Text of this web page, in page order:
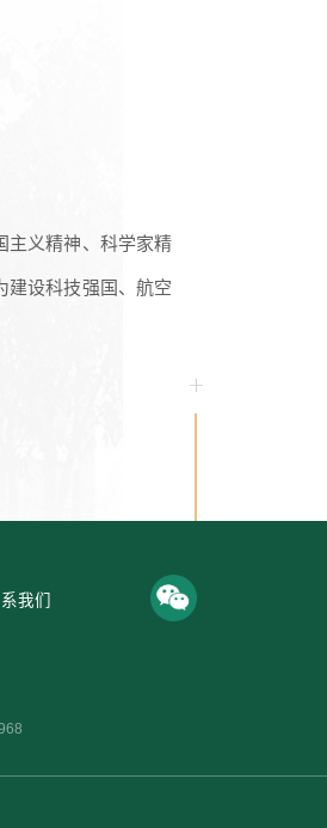
主义精神、科学家精
建设科技强国、航空
我们